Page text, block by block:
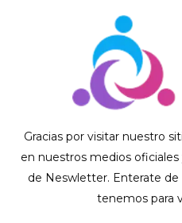
Gracias por visitar nuestro
en nuestros medios
de Neswletter. Enterate
tenemos para